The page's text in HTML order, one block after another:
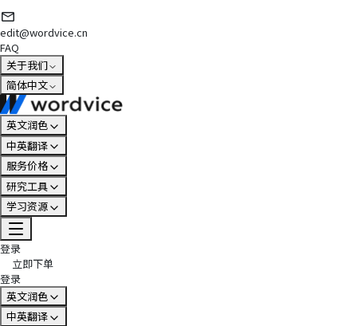
edit@wordvice.cn
FAQ
关于我们
简体中文
英文润色
中英翻译
服务价格
研究工具
学习资源
登录
立即下单
登录
英文润色
中英翻译